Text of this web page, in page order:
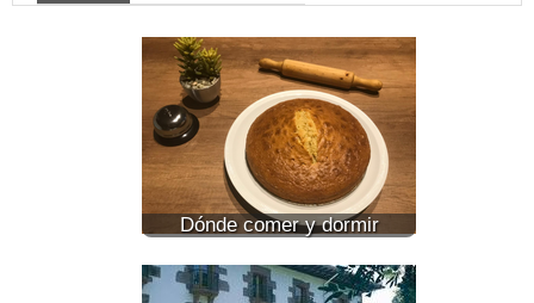
Dónde comer y dormir